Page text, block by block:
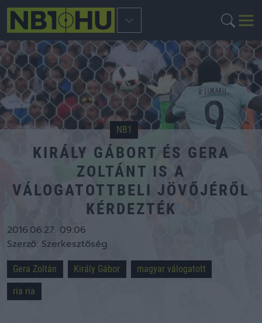
NB1
KIRÁLY GÁBORT ÉS GERA
ZOLTÁNT IS A
VÁLOGATOTTBELI JÖVŐJÉRŐL
KÉRDEZTÉK
2016.06.27. 09:06
Szerző: Szerkesztőség
Gera Zoltán Király Gábor
magyar válogatott
ria ria